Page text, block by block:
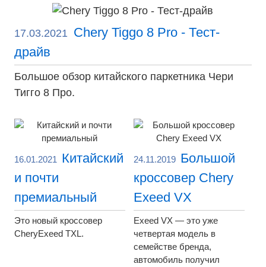
17.03.2021 Chery Tiggo 8 Pro - Тест-
драйв
Большое обзор китайского паркетника Чери
Тигго 8 Про.
16.01.2021
Китайский
и почти
премиальный
Это новый кроссовер
CheryExeed TXL.
24.11.2019 Большой
кроссовер Chery
Exeed VX
Exeed VX — это уже
четвертая модель в
семействе бренда,
автомобиль получил